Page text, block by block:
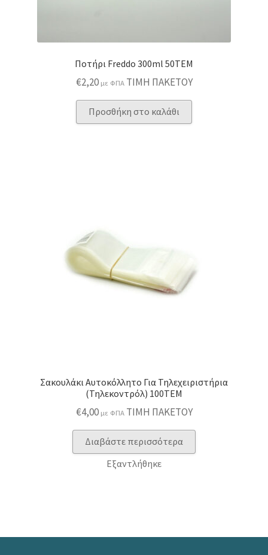
Ποτήρι Freddo 300ml 50TEM
€2,20 με ΦΠΑ ΤΙΜΗ ΠΑΚΕΤΟΥ
Προσθήκη στο καλάθι
Σακουλάκι Αυτοκόλλητο Για Τηλεχειριστήρια
(Τηλεκοντρόλ) 100ΤΕΜ
€4,00 με ΦΠΑ ΤΙΜΗ ΠΑΚΕΤΟΥ
Διαβάστε περισσότερα
Εξαντλήθηκε